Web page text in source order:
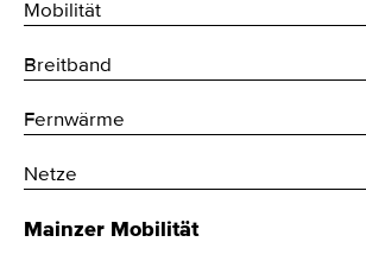
Mobilität
Breitband
Fernwärme
Netze
Mainzer Mobilität